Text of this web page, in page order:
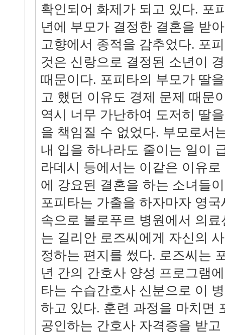
확인되어 화제가 되고 있다. 포
년에 부모가 결정한 결혼을 받
고향에서 종적을 감추었다. 포
것은 신랑으로 결정된 소년이
때문이다. 포피타의 부모가 딸
고 했던 이유도 경제 문제 때문
역시 너무 가난하여 도저히 딸
을 책임질 수 없었다. 부모로서
내 입을 하나라도 줄이는 일이
라데시 등에서는 이같은 이유
에 강요된 결혼을 하는 소녀들
포피타는 가출을 하자마자 영
속으로 볼로푸르 병원에서 의
는 길리안 로즈씨에게 자신의
정하는 편지를 썼다. 로즈씨는
년 간의 간호사 양성 프로그램
타는 수습간호사 신분으로 이
하고 있다. 훈련 과정을 마치면
공인하는 간호사 자격증을 받